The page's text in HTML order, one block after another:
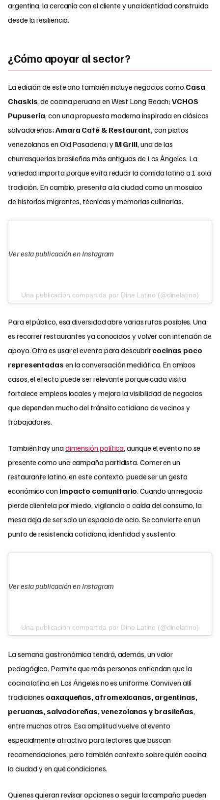
argentina, la cercanía con el cliente y una identidad construida
desde la resiliencia.
¿Cómo apoyar al sector?
La edición de este año también incluye negocios como Casa
Chaskis, de cocina peruana en West Long Beach;VCHOS
Pupusería, con una propuesta moderna inspirada en clásicos
salvadoreños; Amara Café & Restaurant, con platos
venezolanos en Old Pasadena; y M Grill, una de las
churrasquerías brasileñas más antiguas de Los Ángeles. La
variedad importa porque evita reducir la comida latina a 1 sola
tradición. En cambio, presenta a la ciudad como un mosaico
de historias migrantes, técnicas y memorias culinarias.
Ver esta publicación en Instagram
Una publicación compartida por Dine Latino (@dinelatino)
Para el público, esa diversidad abre varias rutas posibles. Una
es recorrer restaurantes ya conocidos y volver con intención de
apoyo. Otra es usar el evento para descubrircocinas poco
representadas en la conversación mediática. En ambos
casos, el efecto puede ser relevante porque cada visita
fortalece empleos locales y mejora la visibilidad de negocios
que dependen mucho del tránsito cotidiano de vecinos y
trabajadores.
También hay unadimensión política, aunque el evento no se
presente como una campaña partidista. Comer en un
restaurante latino, en este contexto, puede ser un gesto
económico conimpacto comunitario. Cuando un negocio
pierde clientela por miedo, vigilancia o caída del consumo, la
mesa deja de ser solo un espacio de ocio. Se convierte en un
punto de resistencia cotidiana, identidad y sustento.
Ver esta publicación en Instagram
Una publicación compartida por Dine Latino (@dinelatino)
La semana gastronómica tendrá, además, un valor
pedagógico. Permite que más personas entiendan que la
cocina latina en Los Ángeles no es uniforme. Conviven allí
tradiciones oaxaqueñas, afromexicanas, argentinas,
peruanas, salvadoreñas, venezolanas y brasileñas,
entre muchas otras. Esa amplitud vuelve al evento
especialmente atractivo para lectores que buscan
recomendaciones, pero también contexto sobre quién cocina
la ciudad y en qué condiciones.
Quienes quieran revisar opciones o seguir la campaña pueden